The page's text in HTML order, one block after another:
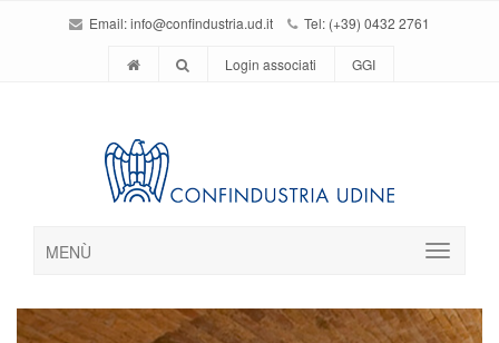
Email:info@confindustria.ud.it Tel: (+39) 0432 2761
Login associati GGI
MENÙ